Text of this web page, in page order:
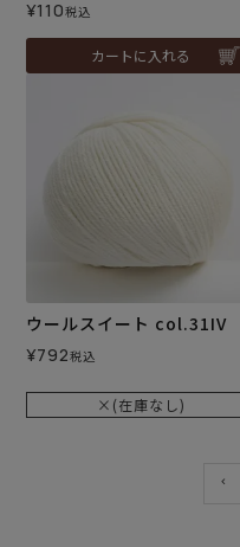
¥110税込
カートに入れる
ウールスイート col.31IV
¥792税込
×(在庫なし)